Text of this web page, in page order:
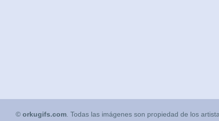
© orkugifs.com. Todas las imágenes son propiedad de los